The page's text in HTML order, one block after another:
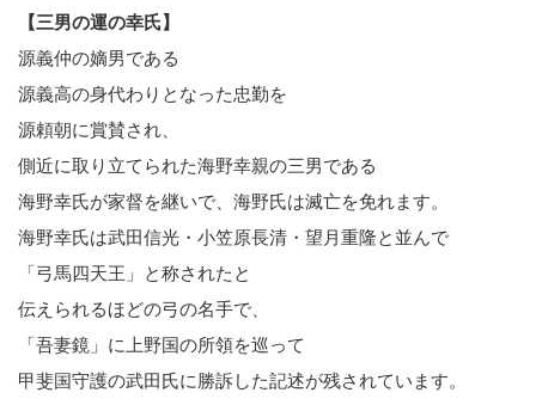
【三男の運の幸氏】
源義仲の嫡男である
源義高の身代わりとなった忠勤を
源頼朝に賞賛され、
側近に取り立てられた海野幸親の三男である
海野幸氏が家督を継いで、海野氏は滅亡を免れます。
海野幸氏は武田信光・小笠原長清・望月重隆と並んで
「弓馬四天王」と称されたと
伝えられるほどの弓の名手で、
「吾妻鏡」に上野国の所領を巡って
甲斐国守護の武田氏に勝訴した記述が残されています。